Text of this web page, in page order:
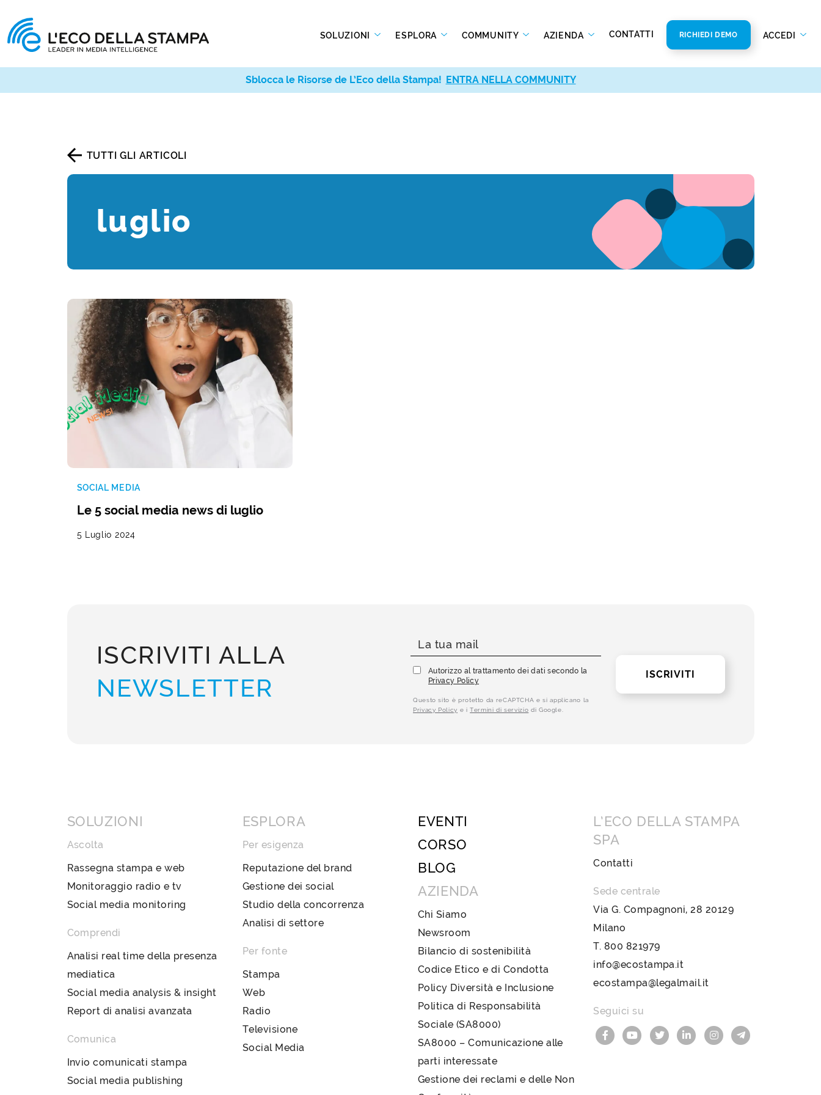
SOLUZIONI ESPLORA COMMUNITY AZIENDA CONTATTI RICHIEDI DEMO ACCEDI
TUTTI GLI ARTICOLI
luglio
SOCIAL MEDIA
Le 5 social media news di luglio
5 Luglio 2024
ISCRIVITI ALLA
NEWSLETTER
Autorizzo al trattamento dei dati secondo la
Privacy Policy
Questo sito è protetto da reCAPTCHA e si applicano la
Privacy Policy e iTermini di servizio di Google.
ISCRIVITI
SOLUZIONI
Ascolta
Rassegna stampa e web
Monitoraggio radio e tv
Social media monitoring
Comprendi
Analisi real time della presenza
mediatica
Social media analysis & insight
Report di analisi avanzata
Comunica
Invio comunicati stampa
Social media publishing
ESPLORA
Per esigenza
Reputazione del brand
Gestione dei social
Studio della concorrenza
Analisi di settore
Per fonte
Stampa
Web
Radio
Televisione
Social Media
EVENTI
CORSO
BLOG
AZIENDA
Chi Siamo
Newsroom
Bilancio di sostenibilità
Codice Etico e di Condotta
Policy Diversità e Inclusione
Politica di Responsabilità
Sociale (SA8000)
SA8000 – Comunicazione alle
parti interessate
Gestione dei reclami e delle Non
L’ECO DELLA STAMPA
SPA
Contatti
Sede centrale
Via G. Compagnoni, 28 20129
Milano
T. 800 821979
info@ecostampa.it
ecostampa@legalmail.it
Seguici su
Sblocca le Risorse de L’Eco della Stampa! ENTRA NELLA COMMUNITY